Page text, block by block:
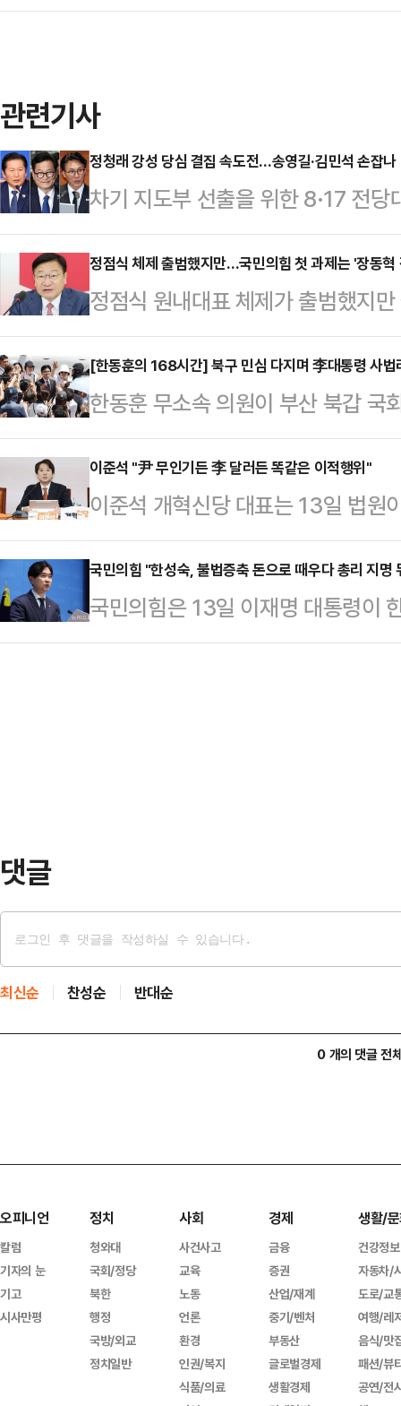
관련기사
정청래 강성 당심 결집 속도전…송영길·김민석 손잡나
차기 지도부 선출을 위한 8·17 전
가 '보완수사권 전면 폐지' 메시지
6·3 지방선거 결과를 둘러싼 사퇴·
지를 보이면서 유력 당권주자인 송
대 가능성도 커지고 있다.13일 정
성 지지층을 겨냥한 행보를 이어가
모인 딴지일보를 찾아 "그동안 바
사…
정점식 체제 출범했지만…국민의힘 첫 과제는 '장동혁
정점식 원내대표 체제가 출범했지
혁 당대표 거취 문제다.13일 정치
별위원회 구성과 상임위원회 배분
대여 투쟁 과제를 전면에 내세웠음
지도 체제 개편을 요구하는 목소리
의원이 신임 원내대표로 선출되며
과 장동혁 대표의 '전국 재선거' 주
싼 갈등 조율이 정점…
[한동훈의 168시간] 북구 민심 다지며 李대통령 사법
한동훈 무소속 의원이 부산 북갑 국
민들과의 긴밀한 소통을 이어가는
한 대여공세의 수위를 한층 끌어올
ON'에 출연해 선거 소회와 관련해
가 관건이었던 것 같다"며 "구석구
가나 빌라가 밀집된 지역들, 보통
"머리에 수건을 두르고 사우나에
씀하셨다"고 회…
이준석 "尹 무인기든 李 달러든 똑같은 이적행위"
이준석 개혁신당 대표는 13일 법원
고한 것과 관련해 "이제 적에게 돈
법정에서 끝을 봐야 한다"며 이 대
으로 겨냥했다.이준석 대표는 이날
통령께 경고한다. 판결을 피해 공소
국민의힘 "한성숙, 불법증축 돈으로 때우다 총리 지명
국민의힘은 13일 이재명 대통령이
고 "이번 인사는 이 대통령이 자신
댓글
최신순 찬성순 반대순
0 개의 댓글 전
오피니언
칼럼
기자의 눈
기고
시사만평
정치
청와대
국회/정당
북한
행정
국방/외교
정치일반
사회
사건사고
교육
노동
언론
환경
인권/복지
식품/의료
경제
금융
증권
산업/재계
중기/벤처
부동산
글로벌경제
생활경제
생활/
건강정보
자동차/
도로/교
여행/레
음식/맛
패션/뷰
공연/전